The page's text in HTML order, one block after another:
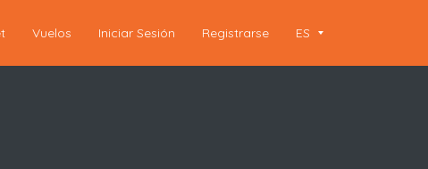
Vuelos Iniciar Sesión Registrarse ES